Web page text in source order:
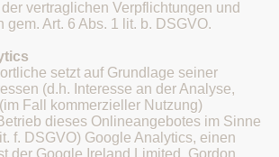
vertraglichen Verpflichtungen und
gem. Art. 6 Abs. 1 lit. b. DSGVO.
setzt auf Grundlage seiner
(d.h. Interesse an der Analyse,
Fall kommerzieller Nutzung)
dieses Onlineangebotes im Sinne
f. DSGVO) Google Analytics, einen
der Google Ireland Limited, Gordon